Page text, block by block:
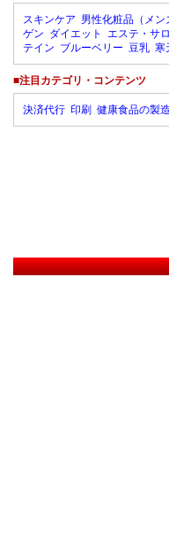
スキンケア 男性化粧品（メン
ゲン ダイエット エステ・サ
テイン ブルーベリー 豆乳 寒
■注目カテゴリ・コンテンツ
決済代行 印刷 健康食品の製